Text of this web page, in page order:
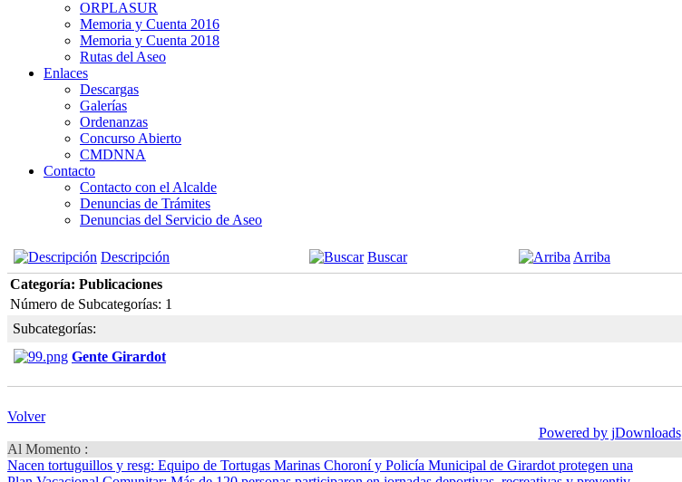
ORPLASUR
Memoria y Cuenta 2016
Memoria y Cuenta 2018
Rutas del Aseo
Enlaces
Descargas
Galerías
Ordenanzas
Concurso Abierto
CMDNNA
Contacto
Contacto con el Alcalde
Denuncias de Trámites
Denuncias del Servicio de Aseo
Descripción Buscar
Arriba
Categoría: Publicaciones
Número de Subcategorías: 1
Subcategorías:
Gente Girardot
Volver
Powered by jDownloads
Al Momento :
Nacen tortuguillos y resg: Equipo de Tortugas Marinas Choroní y Policía Municipal de Girardot protegen una